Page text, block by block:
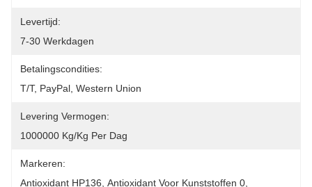
Levertijd:
7-30 Werkdagen
Betalingscondities:
T/T, PayPal, Western Union
Levering Vermogen:
1000000 Kg/kg Per Dag
Markeren:
Antioxidant HP136 Antioxidant Voor Kunststoffen 0